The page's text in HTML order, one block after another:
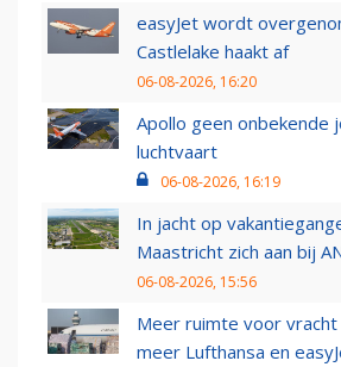
easyJet wordt
Castlelake haakt af
06-08-2026, 16:20
Apollo geen onbekende
luchtvaart
06-08-2026, 16:19
In jacht op
Maastricht zich aan bij
06-08-2026, 15:56
Meer ruimte voor
meer Lufthansa en